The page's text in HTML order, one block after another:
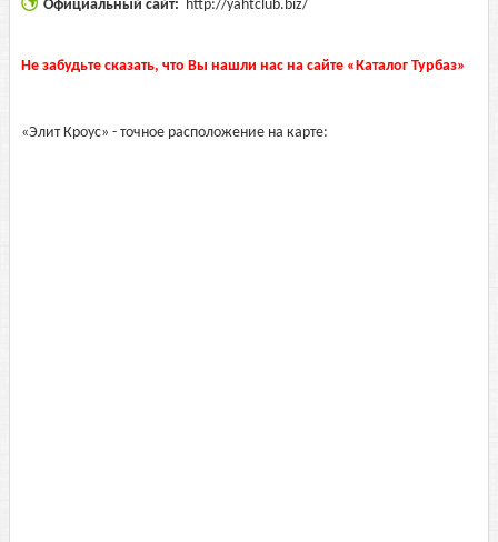
Официальный сайт: http://yahtclub.biz/
Не забудьте сказать, что Вы нашли нас на сайте «Каталог Турбаз»
«Элит Кроус» - точное расположение на карте: